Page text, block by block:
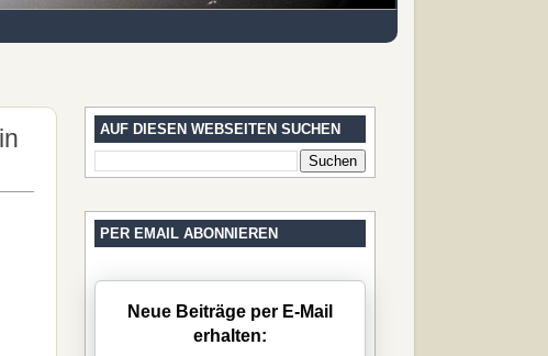
AUF DIESEN WEBSEITEN SUCHEN
PER EMAIL ABONNIEREN
Neue Beiträge per E-Mail
erhalten: